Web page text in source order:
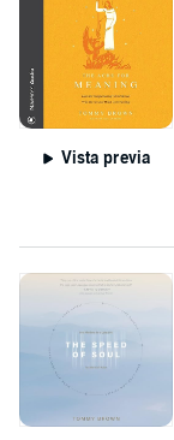
Vista previa